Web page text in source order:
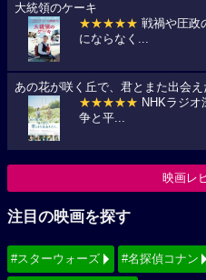
大統領のケーキ
★★★★★ 戦禍や圧政
にならなく...
あの花が咲く丘で、君とまた出会え
★★★★★ NHKラジ
争と平...
映画レ
注目の映画を探す
#スターウォーズ #名探偵コナン